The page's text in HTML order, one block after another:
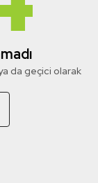
ya da geçici olarak